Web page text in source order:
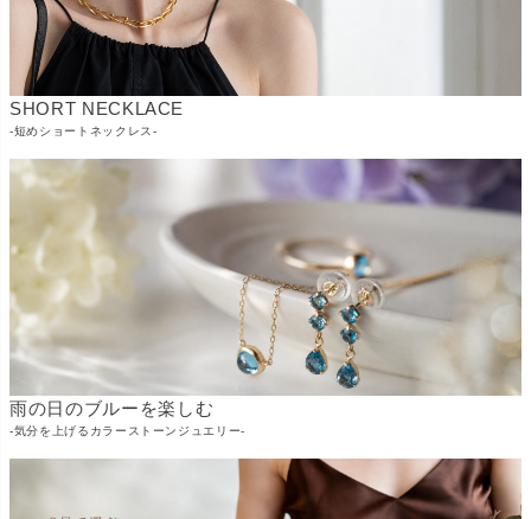
SHORT NECKLACE
-短めショートネックレス-
雨の日のブルーを楽しむ
-気分を上げるカラーストーンジュエリー-